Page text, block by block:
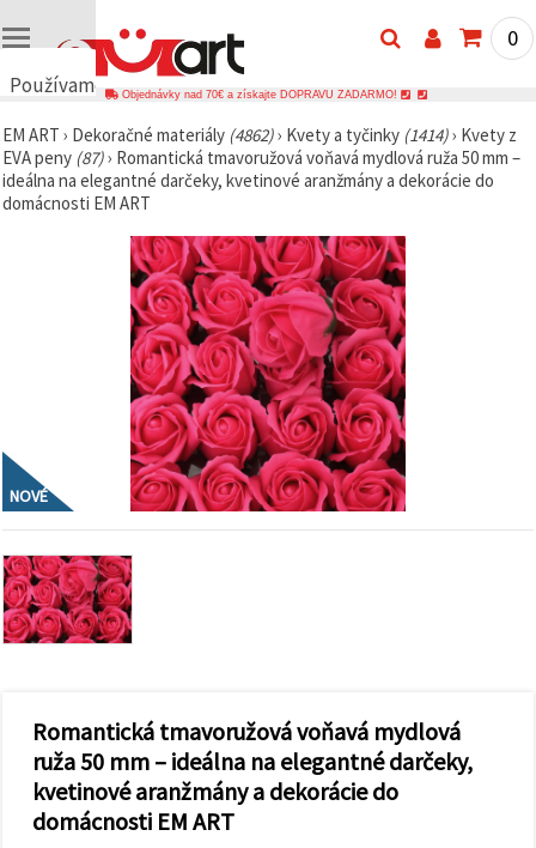
Používame
🍪
Používame
cookies a
podobné
návštevnosť
a
zobrazovali
relevantnejší
reklamu, aj
s pomocou
našich
partnerov
pre
súhlasiť s
používaním
všetkých
súborov
cookie
kliknutím
0
Objednávky nad 70€ a získajte DOPRAVU ZADARMO!
EM ART › Dekoračné materiály (4862)› Kvety a tyčinky (1414)› Kvety z
EVA peny (87)› Romantická tmavoružová voňavá mydlová ruža 50 mm –
ideálna na elegantné darčeky, kvetinové aranžmány a dekorácie do
domácnosti EM ART
NOVÉ
Romantická tmavoružová voňavá mydlová
ruža 50 mm – ideálna na elegantné darčeky,
kvetinové aranžmány a dekorácie do
domácnosti EM ART